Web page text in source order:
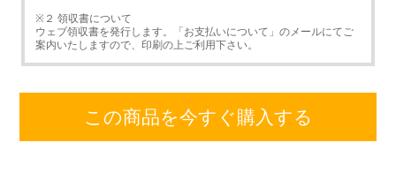
※２ 領収書について
ウェブ領収書を発行します。「お支払いについて」のメールにてご
案内いたしますので、印刷の上ご利用下さい。
この商品を今すぐ購入する